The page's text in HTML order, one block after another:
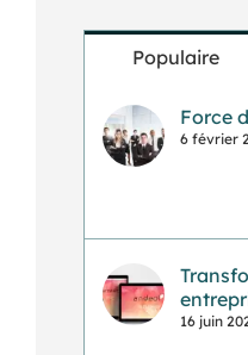
Populaire
Force
6 février
16 juin